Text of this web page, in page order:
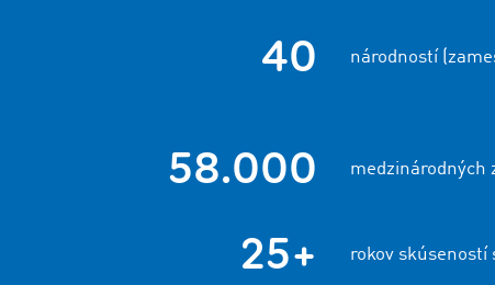
40 národností
58.000 medzinárodných
25+ rokov skúseností s